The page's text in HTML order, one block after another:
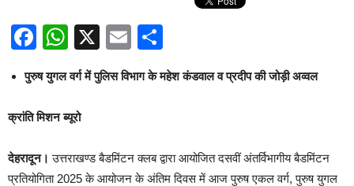
Facebook
WhatsApp
X Email
पुरुष युगल वर्ग में पुलिस विभाग के महेश कंडवाल व प्रदीप की जोड़ी अव्वल
क्रांति मिशन ब्यूरो
देहरादून। उत्तराखण्ड बैडमिंटन क्लब द्वारा आयोजित दसवीं अंतर्विभागीय बैडमिंटन
प्रतियोगिता 2025 के आयोजन के अंतिम दिवस में आज पुरुष एकल वर्ग, पुरुष युगल